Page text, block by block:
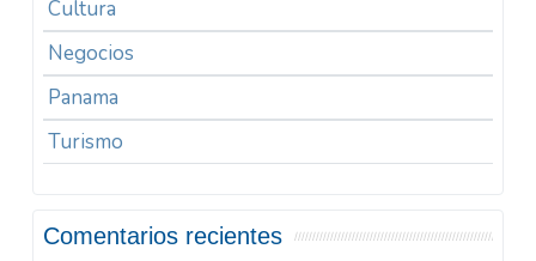
Cultura
Negocios
Panama
Turismo
Comentarios recientes